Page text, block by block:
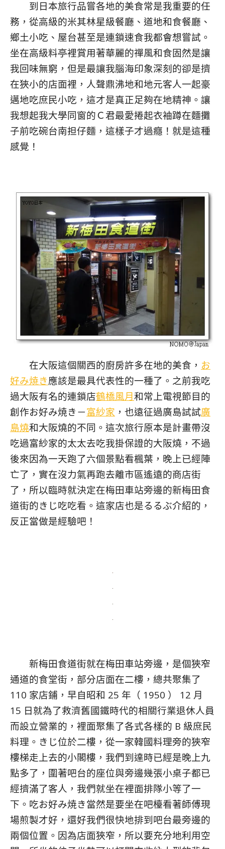
到日本旅行品嘗各地的美食常是我重要的任
務，從高級的米其林星級餐廳、道地和食餐廳、
鄉土小吃、屋台甚至是連鎖速食我都會想嘗試。
坐在高級料亭裡賞用著華麗的禪風和食固然是讓
我回味無窮，但是最讓我腦海印象深刻的卻是擠
在狹小的店面裡，人聲鼎沸地和地元客人一起豪
邁地吃庶民小吃，這才是真正足夠在地精神。讓
我想起我大學同窗的Ｃ君最愛捲起衣袖蹲在麵攤
子前吃碗台南担仔麵，這樣子才過癮！就是這種
感覺！
在大阪這個關西的廚房許多在地的美食， お
好み焼き應該是最具代表性的一種了。之前我吃
過大阪有名的連鎖店鶴橋風月和常上電視節目的
創作お好み焼き－富紗家 ，也遠征過廣島試試廣
島燒和大阪燒的不同。這次旅行原本是計畫帶沒
吃過富紗家的太太去吃我掛保證的大阪燒，不過
後來因為一天跑了六個景點看楓葉，晚上已經陣
亡了，實在沒力氣再跑去離市區遙遠的商店街
了，所以臨時就決定在梅田車站旁邊的新梅田食
道街的きじ吃吃看。這家店也是るるぶ介紹的，
反正當做是經驗吧！
新梅田食道街就在梅田車站旁邊，是個狹窄
通道的食堂街，部分店面在二樓，總共聚集了
110 家店鋪，早自昭和 25 年（ 1950 ） 12 月
15 日就為了救濟舊國鐵時代的相關行業退休人員
而設立營業的，裡面聚集了各式各樣的 B 級庶民
料理。きじ位於二樓，從一家韓國料理旁的狹窄
樓梯走上去的小閣樓，我們到達時已經是晚上九
點多了，圍著吧台的座位與旁邊幾張小桌子都已
經擠滿了客人，我們就坐在裡面排隊小等了一
下。吃お好み焼き當然是要坐在吧檯看著師傅現
場煎製才好，還好我們很快地排到吧台最旁邊的
兩個位置。因為店面狹窄，所以要充分地利用空